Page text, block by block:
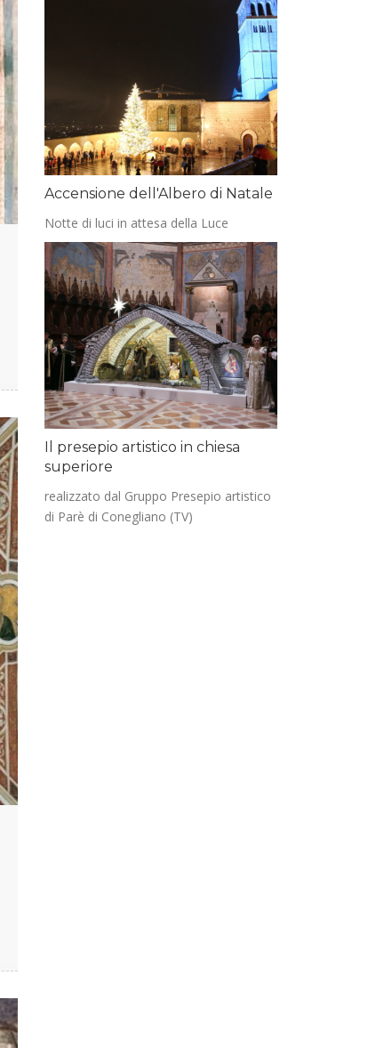
Accensione dell'Albero di Natale
Notte di luci in attesa della Luce
Il presepio artistico in chiesa
superiore
realizzato dal Gruppo Presepio artistico
di Parè di Conegliano (TV)